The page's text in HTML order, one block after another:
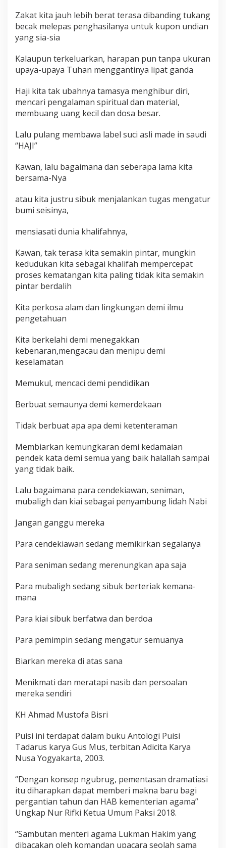
Zakat kita jauh lebih berat terasa dibanding tukang
becak melepas penghasilanya untuk kupon undian
yang sia-sia
Kalaupun terkeluarkan, harapan pun tanpa ukuran
upaya-upaya Tuhan menggantinya lipat ganda
Haji kita tak ubahnya tamasya menghibur diri,
mencari pengalaman spiritual dan material,
membuang uang kecil dan dosa besar.
Lalu pulang membawa label suci asli made in saudi
“HAJI”
Kawan, lalu bagaimana dan seberapa lama kita
bersama-Nya
atau kita justru sibuk menjalankan tugas mengatur
bumi seisinya,
mensiasati dunia khalifahnya,
Kawan, tak terasa kita semakin pintar, mungkin
kedudukan kita sebagai khalifah mempercepat
proses kematangan kita paling tidak kita semakin
pintar berdalih
Kita perkosa alam dan lingkungan demi ilmu
pengetahuan
Kita berkelahi demi menegakkan
kebenaran,mengacau dan menipu demi
keselamatan
Memukul, mencaci demi pendidikan
Berbuat semaunya demi kemerdekaan
Tidak berbuat apa apa demi ketenteraman
Membiarkan kemungkaran demi kedamaian
pendek kata demi semua yang baik halallah sampai
yang tidak baik.
Lalu bagaimana para cendekiawan, seniman,
mubaligh dan kiai sebagai penyambung lidah Nabi
Jangan ganggu mereka
Para cendekiawan sedang memikirkan segalanya
Para seniman sedang merenungkan apa saja
Para mubaligh sedang sibuk berteriak kemana-
mana
Para kiai sibuk berfatwa dan berdoa
Para pemimpin sedang mengatur semuanya
Biarkan mereka di atas sana
Menikmati dan meratapi nasib dan persoalan
mereka sendiri
KH Ahmad Mustofa Bisri
Puisi ini terdapat dalam buku Antologi Puisi
Tadarus karya Gus Mus, terbitan Adicita Karya
Nusa Yogyakarta, 2003.
“Dengan konsep ngubrug, pementasan dramatiasi
itu diharapkan dapat memberi makna baru bagi
pergantian tahun dan HAB kementerian agama”
Ungkap Nur Rifki Ketua Umum Paksi 2018.
“Sambutan menteri agama Lukman Hakim yang
dibacakan oleh komandan upacara seolah sama